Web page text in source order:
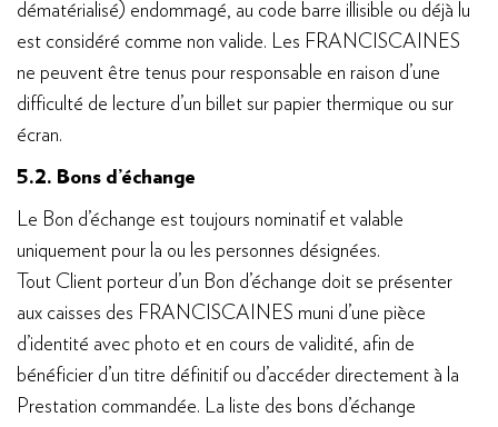
dématérialisé) endommagé, au code barre illisible ou déjà lu
est considéré comme non valide. Les FRANCISCAINES
ne peuvent être tenus pour responsable en raison d’une
difficulté de lecture d’un billet sur papier thermique ou sur
écran.
5.2. Bons d’échange
Le Bon d’échange est toujours nominatif et valable
uniquement pour la ou les personnes désignées.
Tout Client porteur d’un Bon d’échange doit se présenter
aux caisses des FRANCISCAINES muni d’une pièce
d’identité avec photo et en cours de validité, afin de
bénéficier d’un titre définitif ou d’accéder directement à la
Prestation commandée. La liste des bons d’échange